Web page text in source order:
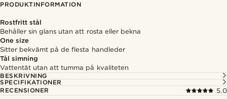
PRODUKTINFORMATION
Rostfritt stål
Behåller sin glans utan att rosta eller bekna
One size
Sitter bekvämt på de flesta handleder
Tål simning
Vattentät utan att tumma på kvaliteten
BESKRIVNING
SPECIFIKATIONER
RECENSIONER
5.0